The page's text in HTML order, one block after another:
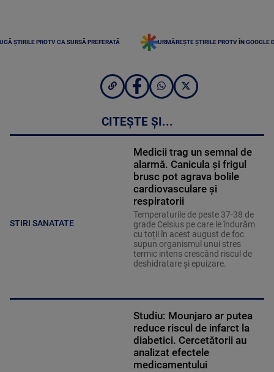
ȘTIRILE PROTV CA SURSĂ PREFERATĂ URMĂREȘTE ȘTIRILE PROTV ÎN GOOGLE
CITEȘTE ȘI...
STIRI SANATATE
Medicii trag un semnal de
alarmă. Canicula și frigul
brusc pot agrava bolile
cardiovasculare și
respiratorii
Temperaturile de peste 37-38 de
grade Celsius pe care le îndurăm
cu toții în acest august de foc
supun organismul unui stres
termic intens crescând riscul de
deshidratare și epuizare.
Studiu: Mounjaro ar putea
reduce riscul de infarct la
diabetici. Cercetătorii au
analizat efectele
medicamentului